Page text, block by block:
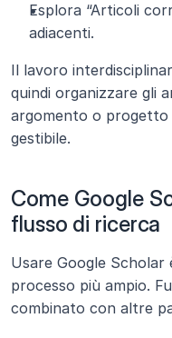
Esplora “Articoli
adiacenti.
Il lavoro
quindi organizzare gli
argomento o
gestibile.
Come Google
flusso di ricerca
Usare Google Scholar
processo più ampio.
combinato con altre